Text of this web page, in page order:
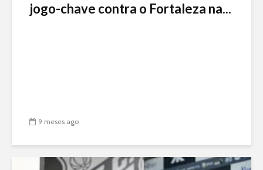
jogo-chave contra o Fortaleza na...
9 meses ago